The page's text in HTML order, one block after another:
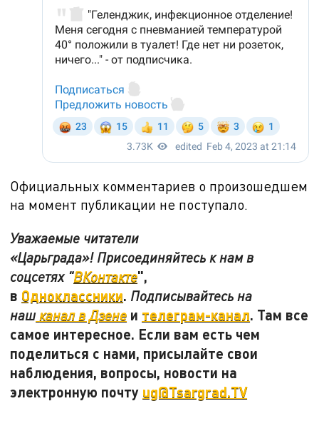
Официальных комментариев о произошедшем
на момент публикации не поступало.
Уважаемые читатели
«Царьграда»! Присоединяйтесь к нам в
соцсетях "ВКонтакте",
в Одноклассники. Подписывайтесь на
наш канал в Дзене и телеграм-канал. Там все
самое интересное. Если вам есть чем
поделиться с нами, присылайте свои
наблюдения, вопросы, новости на
электронную почту ug@Tsargrad.TV